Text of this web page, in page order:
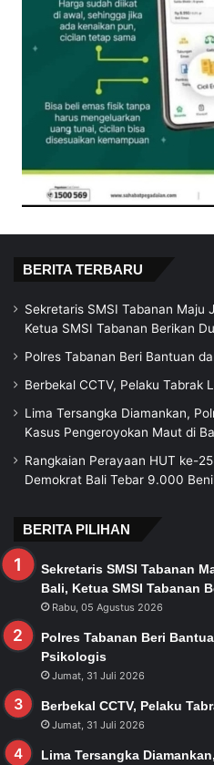
BERITA TERBARU
Sekretaris SMSI Tabanan Maju
Ketua SMSI Tabanan Berikan
Polres Tabanan Beri Bantuan
Berbekal CCTV, Pelaku Tabrak
Lima Tersangka Diamankan,
Kasus Pengeroyokan Maut di
Rangkaian Perayaan HUT ke-
Demokrat Bali Tebar 9.000
BERITA PILIHAN
Sekretaris SMSI Tabanan
Bali, Ketua SMSI Tabanan
Rabu, 05 Agustus 2026
Polres Tabanan Beri
Psikologis
Jumat, 31 Juli 2026
Berbekal CCTV, Pelaku
Jumat, 31 Juli 2026
Lima Tersangka